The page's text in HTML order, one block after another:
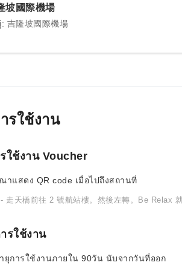
坡國際機場
吉隆坡國際機場
รใช้งาน
ใช้งาน Voucher
าแสดง QR code เมื่อไปถึงสถานที่
走天橋前往 2 號航站樓。然後左轉。Be Relax
รใช้งาน
ยุการใช้งานภายใน 90วัน นับจากวันที่ออก